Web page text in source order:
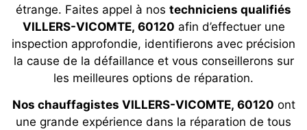
étrange. Faites appel à nos techniciens qualifiés
VILLERS-VICOMTE, 60120 afin d’effectuer une
inspection approfondie, identifierons avec précision
la cause de la défaillance et vous conseillerons sur
les meilleures options de réparation.
Nos chauffagistes VILLERS-VICOMTE, 60120 ont
une grande expérience dans la réparation de tous